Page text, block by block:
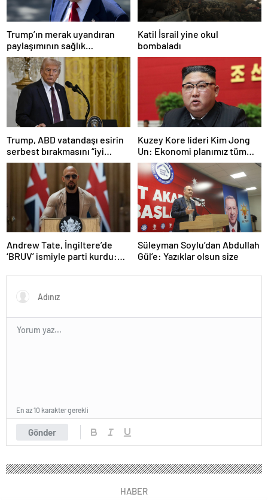
Trump’ın merak uyandıran
paylaşımının sağlık
sistemiyle ilgili kararname
olduğu anlaşıldı
Katil İsrail yine okul
bombaladı
Trump, ABD vatandaşı esirin
serbest bırakmasını “iyi
niyetle atılmış bir adım”
olarak değerlendirdi
Kuzey Kore lideri Kim Jong
Un: Ekonomi planımız tüm
sektörlerde başarısız oldu
Andrew Tate, İngiltere’de
‘BRUV’ ismiyle parti kurdu:
propagandasını
yasaklayacağız’
Süleyman Soylu’dan Abdullah
Gül’e: Yazıklar olsun size
Gönder
En az 10 karakter gerekli
HABER